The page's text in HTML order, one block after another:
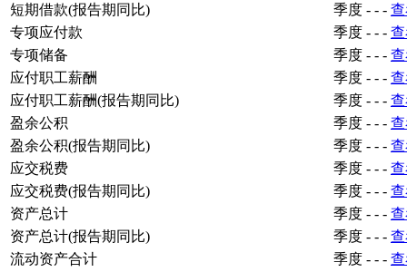
短期借款(报告期同比)
季度 - - -
专项应付款
季度 - - -
专项储备
季度 - - -
应付职工薪酬
季度 - - -
应付职工薪酬(报告期同比)
季度 - - -
盈余公积
季度 - - -
盈余公积(报告期同比)
季度 - - -
应交税费
季度 - - -
应交税费(报告期同比)
季度 - - -
资产总计
季度 - - -
资产总计(报告期同比)
季度 - - -
流动资产合计
季度 - - -